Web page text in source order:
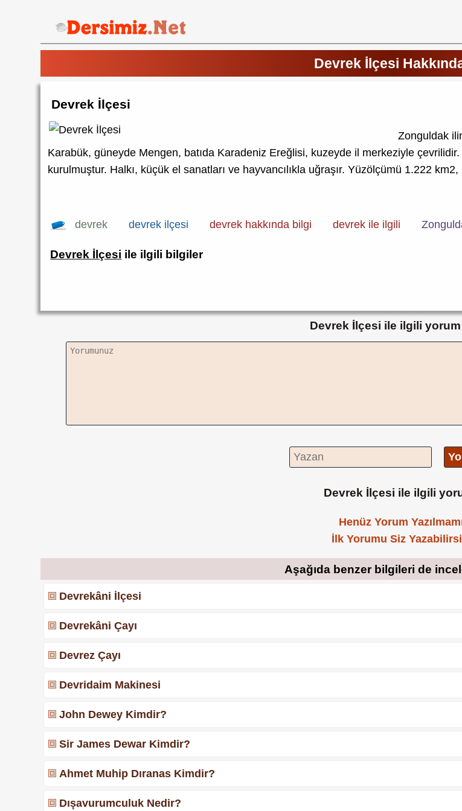
Devrek İlçesi
Devrek İlçesi
Zonguldak
Karabük, güneyde Mengen, batıda Karadeniz Ereğlisi, kuzeyde il merkeziyle
kurulmuştur. Halkı, küçük el sanatları ve hayvancılıkla uğraşır. Yüzölçümü 1.222
devrek devrek ilçesi devrek hakkında bilgi devrek ile ilgili
Devrek İlçesi ile ilgili bilgiler
Devrek İlçesi ile ilgili yorum
Devrek İlçesi ile ilgili
Henüz Yorum
İlk Yorumu Siz
Aşağıda benzer bilgileri de
Devrekâni İlçesi
Devrekâni Çayı
Devrez Çayı
Devridaim Makinesi
John Dewey Kimdir?
Sir James Dewar Kimdir?
Ahmet Muhip Dıranas Kimdir?
Dışavurumculuk Nedir?